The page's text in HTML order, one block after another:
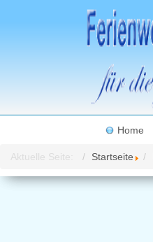
Home
Aktuelle Seite: Startseite